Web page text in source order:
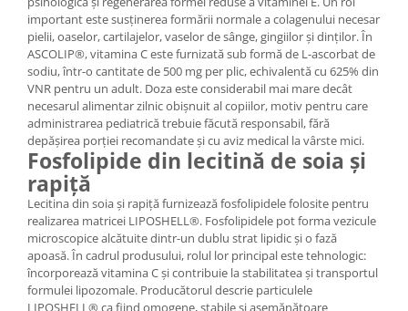
important este susținerea formării normale a colagenului necesar
pielii, oaselor, cartilajelor, vaselor de sânge, gingiilor și dinților. În
ASCOLIP®, vitamina C este furnizată sub formă de L-ascorbat de
sodiu, într-o cantitate de 500 mg per plic, echivalentă cu 625% din
VNR pentru un adult. Doza este considerabil mai mare decât
necesarul alimentar zilnic obișnuit al copiilor, motiv pentru care
administrarea pediatrică trebuie făcută responsabil, fără
depășirea porției recomandate și cu aviz medical la vârste mici.
Fosfolipide din lecitină de soia și
rapiță
Lecitina din soia și rapiță furnizează fosfolipidele folosite pentru
realizarea matricei LIPOSHELL®. Fosfolipidele pot forma vezicule
microscopice alcătuite dintr-un dublu strat lipidic și o fază
apoasă. În cadrul produsului, rolul lor principal este tehnologic:
încorporează vitamina C și contribuie la stabilitatea și transportul
formulei lipozomale. Producătorul descrie particulele
LIPOSHELL® ca fiind omogene, stabile și asemănătoare